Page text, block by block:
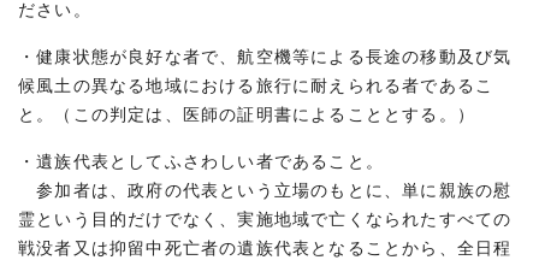
ださい。
・健康状態が良好な者で、航空機等による長途の移動及び気
候風土の異なる地域における旅行に耐えられる者であるこ
と。（この判定は、医師の証明書によることとする。）
・遺族代表としてふさわしい者であること。
参加者は、政府の代表という立場のもとに、単に親族の慰
霊という目的だけでなく、実施地域で亡くなられたすべての
戦没者又は抑留中死亡者の遺族代表となることから、全日程